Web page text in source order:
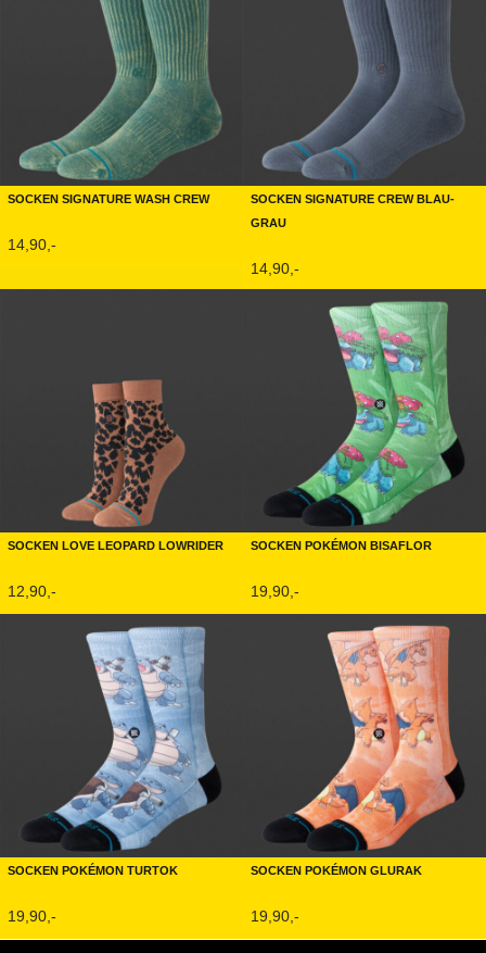
Socken Signature Wash Crew
14,90,-
Socken Signature Crew Blau-
Grau
14,90,-
Socken Love Leopard Lowrider
12,90,-
Socken Pokémon Bisaflor
19,90,-
Socken Pokémon Turtok
19,90,-
Socken Pokémon Glurak
19,90,-